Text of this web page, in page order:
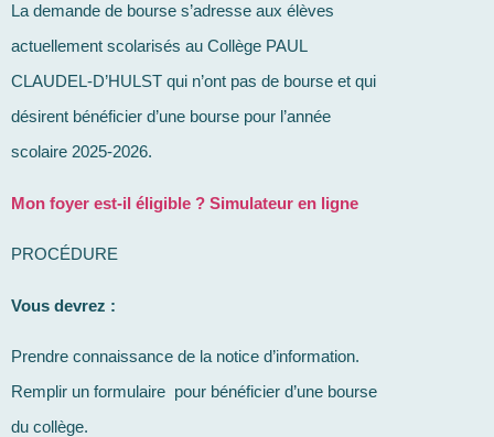
La demande de bourse s’adresse aux élèves
actuellement scolarisés au Collège PAUL
CLAUDEL-D’HULST qui n’ont pas de bourse et qui
désirent bénéficier d’une bourse pour l’année
scolaire 2025-2026.
Mon foyer est-il éligible ? Simulateur en ligne
PROCÉDURE
Vous devrez :
Prendre connaissance de la notice d’information.
Remplir un formulaire pour bénéficier d’une bourse
du collège.